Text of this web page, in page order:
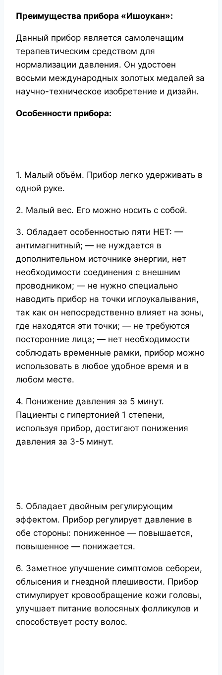
Преимущества прибора «Ишоукан»:
Данный прибор является самолечащим
терапевтическим средством для
нормализации давления. Он удостоен
восьми международных золотых медалей за
научно-техническое изобретение и дизайн.
Особенности прибора:
1. Малый объём. Прибор легко удерживать в
одной руке.
2. Малый вес. Его можно носить с собой.
3. Обладает особенностью пяти НЕТ: —
антимагнитный; — не нуждается в
дополнительном источнике энергии, нет
необходимости соединения с внешним
проводником; — не нужно специально
наводить прибор на точки иглоукалывания,
так как он непосредственно влияет на зоны,
где находятся эти точки; — не требуются
посторонние лица; — нет необходимости
соблюдать временные рамки, прибор можно
использовать в любое удобное время и в
любом месте.
4. Понижение давления за 5 минут.
Пациенты с гипертонией 1 степени,
используя прибор, достигают понижения
давления за 3-5 минут.
5. Обладает двойным регулирующим
эффектом. Прибор регулирует давление в
обе стороны: пониженное — повышается,
повышенное — понижается.
6. Заметное улучшение симптомов себореи,
облысения и гнездной плешивости. Прибор
стимулирует кровообращение кожи головы,
улучшает питание волосяных фолликулов и
способствует росту волос.